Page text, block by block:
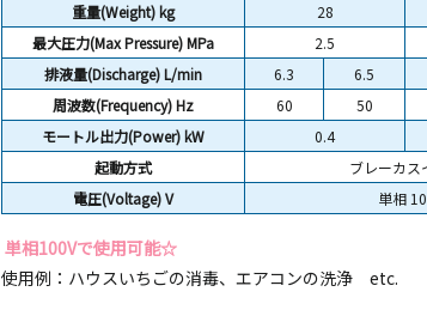
重量(Weight) kg
28
最大圧力(Max Pressure) MPa
2.5
排液量(Discharge) L/min
6.3 6.5
周波数(Frequency) Hz
60 50
モートル出力(Power) kW
0.4
起動方式
ブレーカス
電圧(Voltage) V
単相
単相100Vで使用可能☆
使用例：ハウスいちごの消毒、エアコンの洗浄 etc.